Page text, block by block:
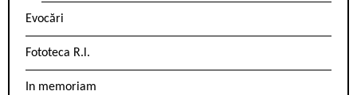
Evocări
Fototeca R.l.
In memoriam